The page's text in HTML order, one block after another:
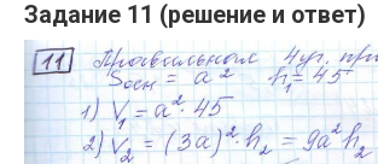
Задание 11 (решение и ответ)